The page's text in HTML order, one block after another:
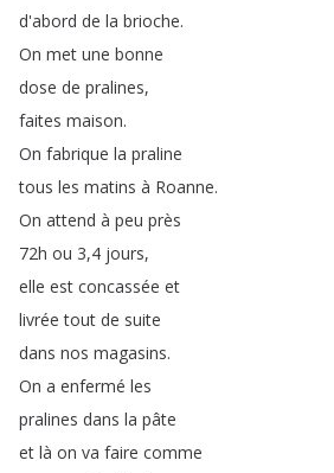
d'abord de la brioche.
On met une bonne
dose de pralines,
faites maison.
On fabrique la praline
tous les matins à Roanne.
On attend à peu près
72h ou 3,4 jours,
elle est concassée et
livrée tout de suite
dans nos magasins.
On a enfermé les
pralines dans la pâte
et là on va faire comme